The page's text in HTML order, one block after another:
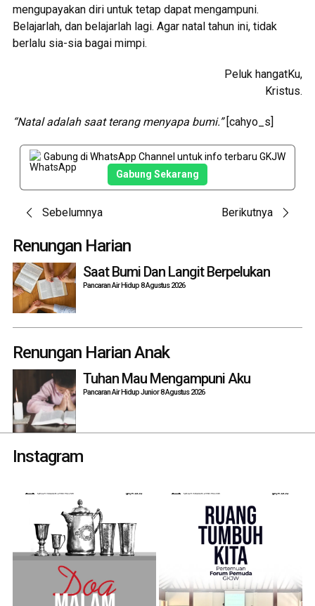
mengupayakan diri untuk tetap dapat mengampuni.
Belajarlah, dan belajarlah lagi. Agar natal tahun ini, tidak
berlalu sia-sia bagai mimpi.
Peluk hangatKu,
Kristus.
“Natal adalah saat terang menyapa bumi.”[cahyo_s]
Gabung di WhatsApp Channel untuk info terbaru GKJW
Gabung Sekarang
Post
navigation
Sebelumnya Berikutnya
Renungan Harian
Saat Bumi Dan Langit Berpelukan
Pancaran Air Hidup 8 Agustus 2026
Renungan Harian Anak
Tuhan Mau Mengampuni Aku
Pancaran Air Hidup Junior 8 Agustus 2026
Instagram